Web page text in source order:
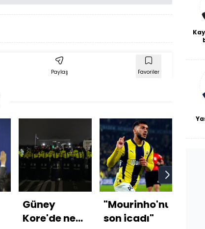
Paylaş Favoriler
Güney
Kore'de ne
"Mourinho'nun
son icadı"